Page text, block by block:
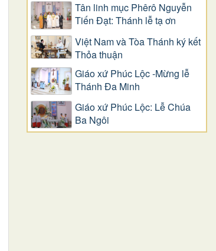
Tân linh mục Phêrô Nguyễn
Tiến Đạt: Thánh lễ tạ ơn
Việt Nam và Tòa Thánh ký kết
Thỏa thuận
Giáo xứ Phúc Lộc -Mừng lễ
Thánh Đa Minh
Giáo xứ Phúc Lộc: Lễ Chúa
Ba Ngôi